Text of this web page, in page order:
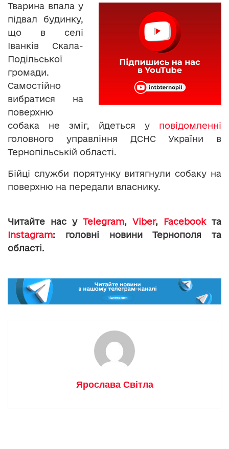
Тварина впала у
підвал будинку,
що в селі
Іванків Скала-
Подільської
громади.
Самостійно
вибратися на
поверхню
собака не зміг, йдеться у повідомленні
головного управління ДСНС України в
Тернопільській області.
Бійці служби порятунку витягнули собаку на
поверхню на передали власнику.
Читайте нас у Telegram, Viber, Facebookта
Instagram: головні новини Тернополя та
області.
Ярослава Світла